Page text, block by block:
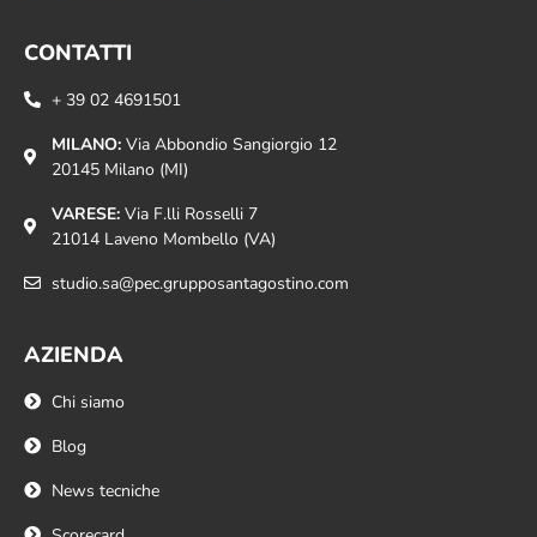
CONTATTI
+ 39 02 4691501
MILANO:Via Abbondio Sangiorgio 12
20145 Milano (MI)
VARESE:Via F.lli Rosselli 7
21014 Laveno Mombello (VA)
studio.sa@pec.grupposantagostino.com
AZIENDA
Chi siamo
Blog
News tecniche